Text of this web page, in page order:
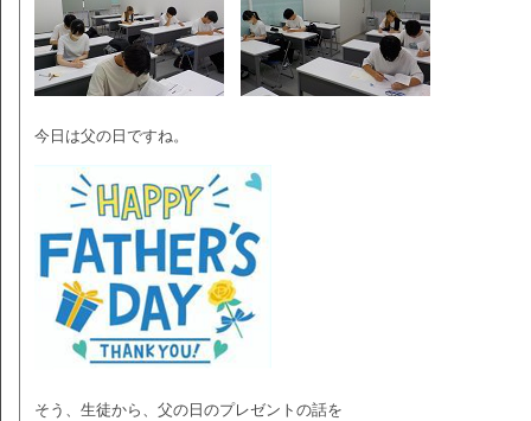
今日は父の日ですね。
そう、生徒から、父の日のプレゼントの話を